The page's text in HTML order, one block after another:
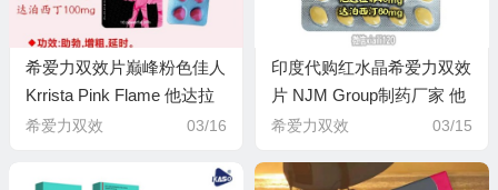
希爱力双效片巅峰粉色佳人
Krrista Pink Flame 他达拉
非希爱力Tadalafil50mg 达
Dapoxetine100mg
希爱力双效 03/16
印度代购红水晶希爱力双效
片 NJM Group制药厂家 他
达拉非希爱力Tadalafil40mg
Dapoxetine60mg
希爱力双效 03/15